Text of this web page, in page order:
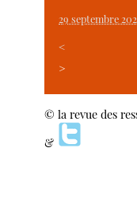
29 septembre
<
>
© la revue des
&